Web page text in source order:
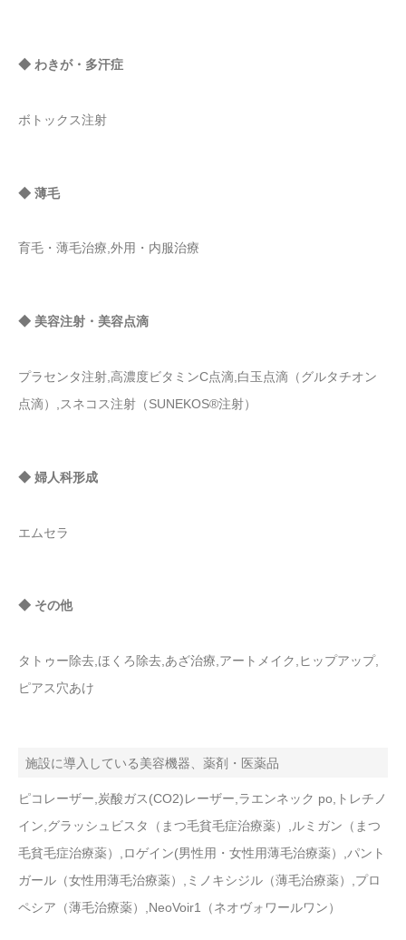
◆ わきが・多汗症
ボトックス注射
◆ 薄毛
育毛・薄毛治療,外用・内服治療
◆ 美容注射・美容点滴
プラセンタ注射,高濃度ビタミンC点滴,白玉点滴（グルタチオン
点滴）,スネコス注射（SUNEKOS®注射）
◆ 婦人科形成
エムセラ
◆ その他
タトゥー除去,ほくろ除去,あざ治療,アートメイク,ヒップアップ,
ピアス穴あけ
施設に導入している美容機器、薬剤・医薬品
ピコレーザー,炭酸ガス(CO2)レーザー,ラエンネック po,トレチノ
イン,グラッシュビスタ（まつ毛貧毛症治療薬）,ルミガン（まつ
毛貧毛症治療薬）,ロゲイン(男性用・女性用薄毛治療薬）,パント
ガール（女性用薄毛治療薬）,ミノキシジル（薄毛治療薬）,プロ
ペシア（薄毛治療薬）,NeoVoir1（ネオヴォワールワン）